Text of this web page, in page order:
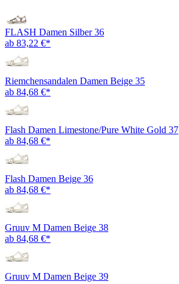
FLASH Damen Silber 36
ab 83,22 €*
Riemchensandalen Damen Beige 35
ab 84,68 €*
Flash Damen Limestone/Pure White Gold 37
ab 84,68 €*
Flash Damen Beige 36
ab 84,68 €*
Gruuv M Damen Beige 38
ab 84,68 €*
Gruuv M Damen Beige 39